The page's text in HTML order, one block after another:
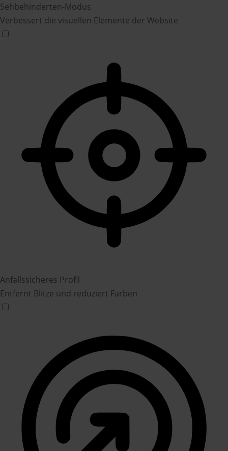
Sehbehinderten-Modus
Verbessert die visuellen Elemente der Website
Anfallssicheres Profil
Entfernt Blitze und reduziert Farben